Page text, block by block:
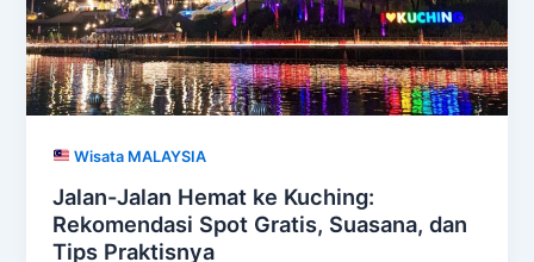
Wisata MALAYSIA
Jalan-Jalan Hemat ke Kuching:
Rekomendasi Spot Gratis, Suasana, dan
Tips Praktisnya